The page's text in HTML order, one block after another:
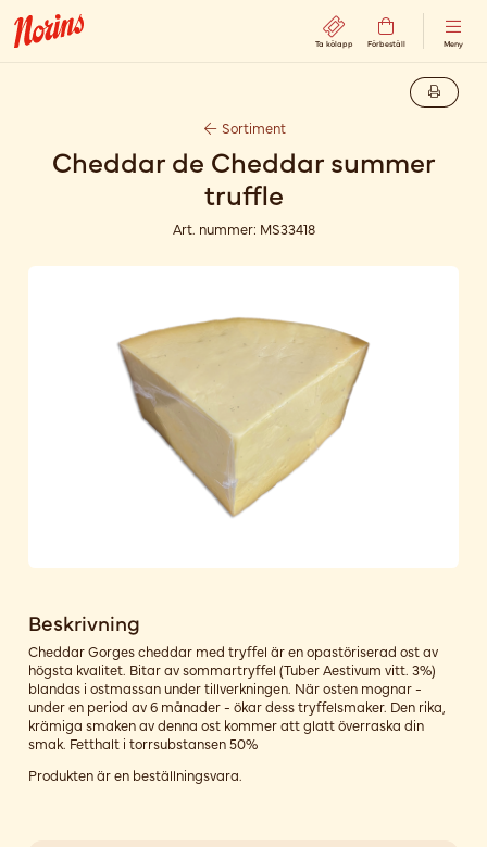
Ta kölapp Förbeställ Meny
Sortiment
Cheddar de Cheddar summer
truffle
Art. nummer: MS33418
Beskrivning
Cheddar Gorges cheddar med tryffel är en opastöriserad ost av
högsta kvalitet. Bitar av sommartryffel (Tuber Aestivum vitt. 3%)
blandas i ostmassan under tillverkningen. När osten mognar -
under en period av 6 månader - ökar dess tryffelsmaker. Den rika,
krämiga smaken av denna ost kommer att glatt överraska din
smak. Fetthalt i torrsubstansen 50%
Produkten är en beställningsvara.